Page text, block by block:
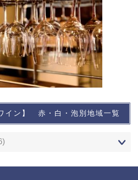
イン】 赤・白・泡別地域一覧
想い出に残るワイン